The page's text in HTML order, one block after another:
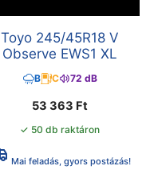
Toyo 245/45R18 V
Observe EWS1 XL
B C 72 dB
53 363 Ft
✓ 50 db raktáron
Mai feladás, gyors postázás!